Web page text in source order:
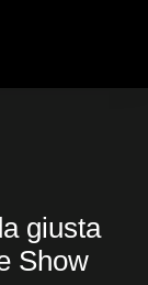
giusta
Show